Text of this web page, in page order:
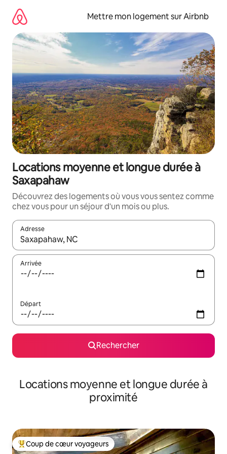
directement
contenu
Mettre mon logement sur Airbnb
Locations moyenne et longue durée à
Saxapahaw
Découvrez des logements où vous vous sentez comme
chez vous pour un séjour d'un mois ou plus.
Adresse
Lorsque les résultats s'affichent, utilisez les flèches vers le
Arrivée
Départ
Rechercher
Locations moyenne et longue durée à
proximité
Coups de cœur voyageurs les plus appréciés
Coup de cœur voyageurs